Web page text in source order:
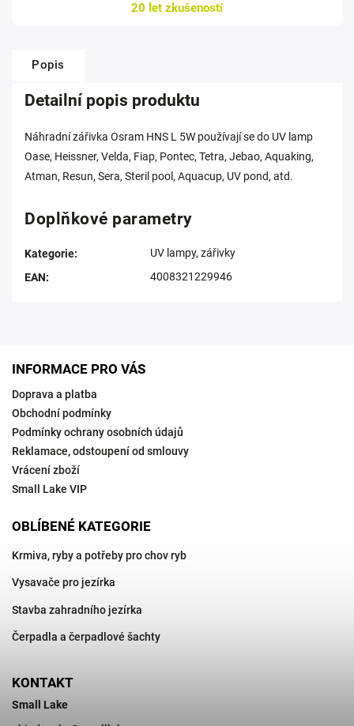
20 let zkušeností
Popis
Detailní popis produktu
Náhradní zářivka Osram HNS L 5W používají se do UV lamp
Oase, Heissner, Velda, Fiap, Pontec, Tetra, Jebao, Aquaking,
Atman, Resun, Sera, Steril pool, Aquacup, UV pond, atd.
Doplňkové parametry
Kategorie:
UV lampy, zářivky
EAN: 4008321229946
INFORMACE PRO VÁS
Doprava a platba
Obchodní podmínky
Podmínky ochrany osobních údajů
Reklamace, odstoupení od smlouvy
Vrácení zboží
Small Lake VIP
OBLÍBENÉ KATEGORIE
Krmiva, ryby a potřeby pro chov ryb
Vysavače pro jezírka
Stavba zahradního jezírka
Čerpadla a čerpadlové šachty
KONTAKT
Small Lake